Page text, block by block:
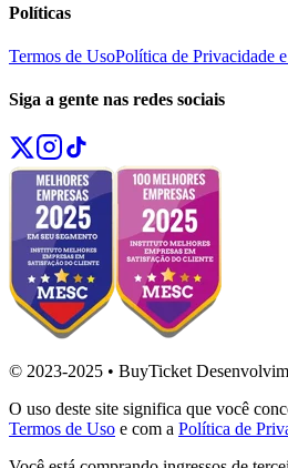
Políticas
Termos de UsoPolítica de Privacidade
Siga a gente nas redes sociais
© 2023-2025 • BuyTicket
O uso deste site significa que você
Termos de Uso e com a Política de